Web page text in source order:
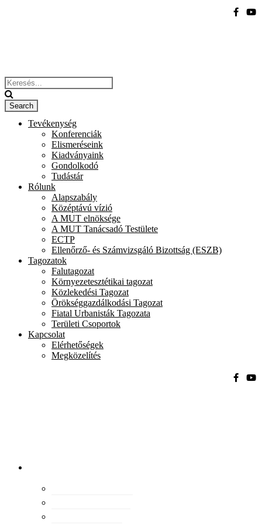
Tevékenység
Konferenciák
Elismeréseink
Kiadványaink
Gondolkodó
Tudástár
Rólunk
Alapszabály
Középtávú vízió
A MUT elnöksége
A MUT Tanácsadó Testülete
ECTP
Ellenőrző- és Számvizsgáló Bizottság (ESZB)
Tagozatok
Falutagozat
Környezetesztétikai tagozat
Közlekedési Tagozat
Örökséggazdálkodási Tagozat
Fiatal Urbanisták Tagozata
Területi Csoportok
Kapcsolat
Elérhetőségek
Megközelítés